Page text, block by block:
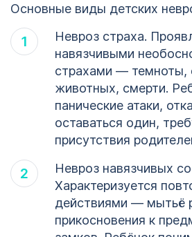
Основные виды детских
Невроз страха.
навязчивыми
страхами — темноты,
животных, смерти.
панические атаки,
оставаться один,
присутствия
Невроз навязчивых
Характеризуется
действиями — мытьё
прикосновения к